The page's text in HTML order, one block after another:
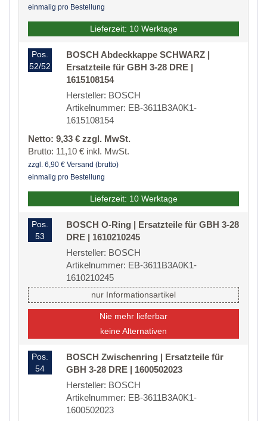
einmalig pro Bestellung
Lieferzeit: 10 Werktage
Pos.
52/52
BOSCH Abdeckkappe SCHWARZ |
Ersatzteile für GBH 3-28 DRE |
1615108154
Hersteller: BOSCH
Artikelnummer: EB-3611B3A0K1-
1615108154
Netto: 9,33 € zzgl. MwSt.
Brutto: 11,10 € inkl. MwSt.
zzgl. 6,90 € Versand (brutto)
einmalig pro Bestellung
Lieferzeit: 10 Werktage
Pos.
53
BOSCH O-Ring | Ersatzteile für GBH 3-28
DRE | 1610210245
Hersteller: BOSCH
Artikelnummer: EB-3611B3A0K1-
1610210245
nur Informationsartikel
Nie mehr lieferbar
keine Alternativen
Pos.
54
BOSCH Zwischenring | Ersatzteile für
GBH 3-28 DRE | 1600502023
Hersteller: BOSCH
Artikelnummer: EB-3611B3A0K1-
1600502023